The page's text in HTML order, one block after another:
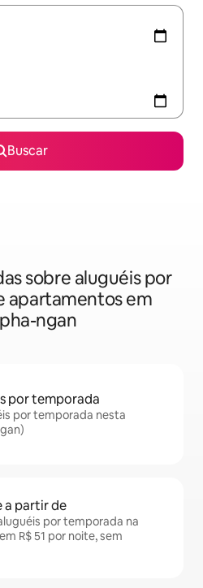
Buscar
sobre aluguéis por
apartamentos em
ngan
por temporada
por temporada nesta
a partir de
por temporada na
R$ 51 por noite, sem